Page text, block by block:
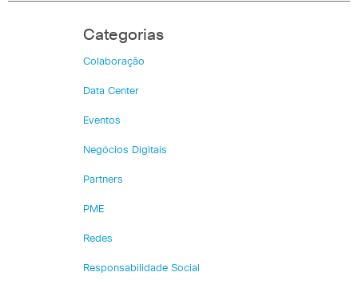
Categorias
Colaboração
Data Center
Eventos
Negócios Digitais
Partners
PME
Redes
Responsabilidade Social